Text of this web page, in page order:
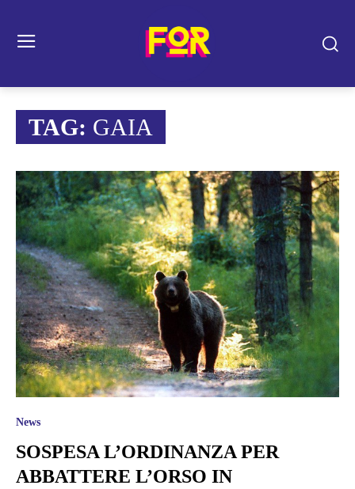
TAG: GAIA
News
SOSPESA L’ORDINANZA PER
ABBATTERE L’ORSO IN